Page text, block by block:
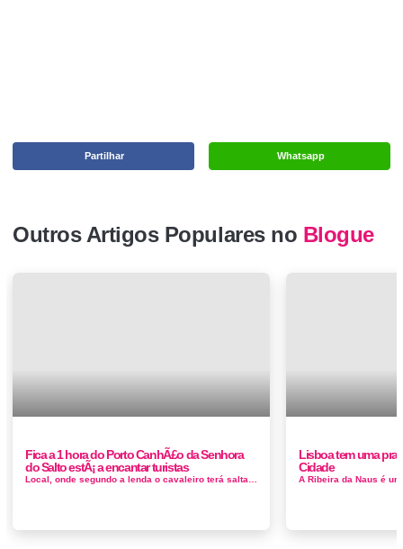
Whatsapp
Partilhar
Outros Artigos Populares no Blogue
Fica a 1 hora do Porto CanhÃ£o da Senhora
do Salto estÃ¡ a encantar turistas
Lisboa tem uma
Cidade